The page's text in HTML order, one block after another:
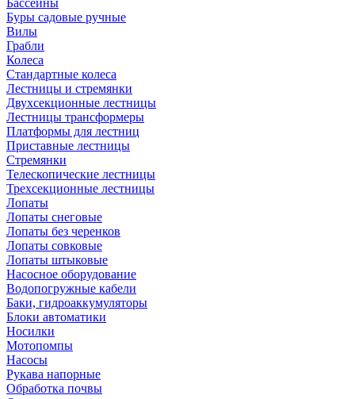
Бассейны
Буры садовые ручные
Вилы
Грабли
Колеса
Стандартные колеса
Лестницы и стремянки
Двухсекционные лестницы
Лестницы трансформеры
Платформы для лестниц
Приставные лестницы
Стремянки
Телескопические лестницы
Трехсекционные лестницы
Лопаты
Лопаты снеговые
Лопаты без черенков
Лопаты совковые
Лопаты штыковые
Насосное оборудование
Водопогружные кабели
Баки, гидроаккумуляторы
Блоки автоматики
Носилки
Мотопомпы
Насосы
Рукава напорные
Обработка почвы